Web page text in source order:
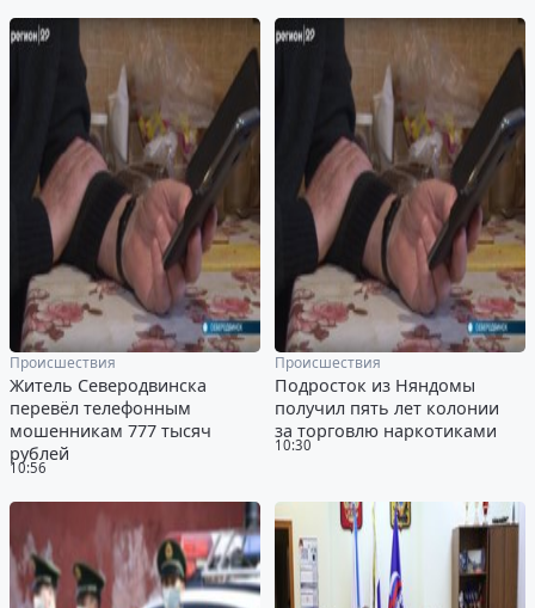
10:56
Происшествия
Житель Северодвинска
перевёл телефонным
мошенникам 777 тысяч
рублей
10:30
Происшествия
Подросток из Няндомы
получил пять лет колонии
за торговлю наркотиками